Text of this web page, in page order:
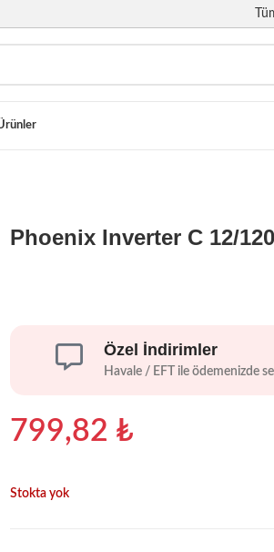
Phoenix Inverter C 12/
Özel İndirimler
Havale / EFT ile ödemenizde
799,82 ₺
Stokta yok